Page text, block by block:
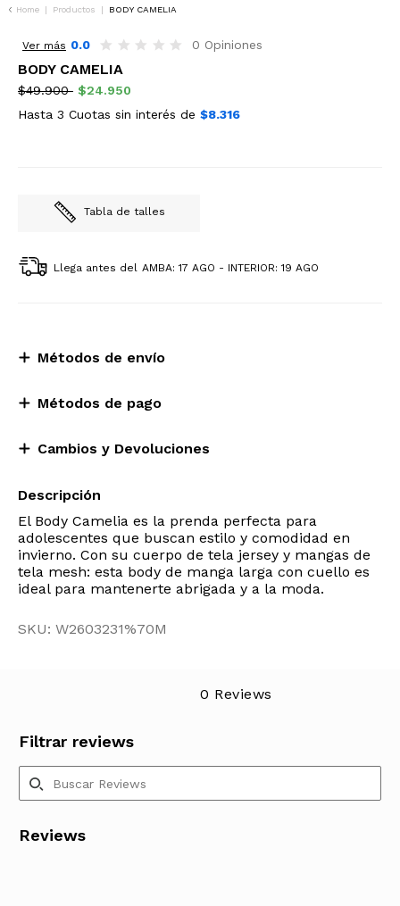
Home | Productos | BODY CAMELIA
Ver más 0.0 0 Opiniones
BODY CAMELIA
$49.900 $24.950
Hasta 3 Cuotas sin interés de $8.316
Tabla de talles
Llega antes del AMBA: 17 AGO - INTERIOR: 19 AGO
Métodos de envío
Métodos de pago
Cambios y Devoluciones
Descripción
El Body Camelia es la prenda perfecta para
adolescentes que buscan estilo y comodidad en
invierno. Con su cuerpo de tela jersey y mangas de
tela mesh: esta body de manga larga con cuello es
ideal para mantenerte abrigada y a la moda.
SKU: W2603231%70M
Filtrar reviews
0 Reviews
Reviews